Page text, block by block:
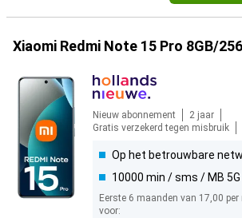
Xiaomi Redmi Note 15 Pro 8GB/
Nieuw abonnement
2 jaar
Gratis verzekerd tegen misbruik
Op het betrouwbare
10000 min / sms / MB 5G
Eerste 6 maanden van 17,00 per
voor: